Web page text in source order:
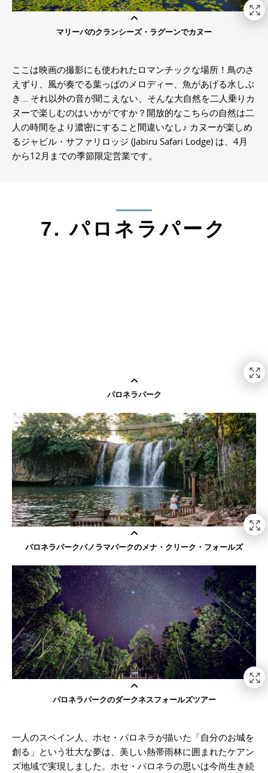
マリーバのクランシーズ・ラグーンでカヌー
ここは映画の撮影にも使われたロマンチックな場所！鳥のさ
えずり、風が奏でる葉っぱのメロディー、魚があげる水しぶ
き… それ以外の音が聞こえない、そんな大自然を二人乗りカ
ヌーで楽しむのはいかがですか？開放的なこちらの自然は二
人の時間をより濃密にすること間違いなし♪ カヌーが楽しめ
るジャビル・サファリロッジ (Jabiru Safari Lodge) は、4月
から12月までの季節限定営業です。
7. パロネラパーク
パロネラパーク
パロネラパークパノラマパークのメナ・クリーク・フォールズ
パロネラパークのダークネスフォールズツアー
一人のスペイン人、ホセ・パロネラが描いた「自分のお城を
創る」という壮大な夢は、美しい熱帯雨林に囲まれたケアン
ズ地域で実現しました。ホセ・パロネラの思いは今尚生き続